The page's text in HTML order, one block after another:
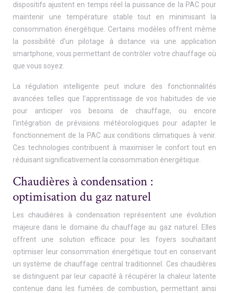
dispositifs ajustent en temps réel la puissance de la PAC pour
maintenir une température stable tout en minimisant la
consommation énergétique. Certains modèles offrent même
la possibilité d’un pilotage à distance via une application
smartphone, vous permettant de contrôler votre chauffage où
que vous soyez.
La régulation intelligente peut inclure des fonctionnalités
avancées telles que l’apprentissage de vos habitudes de vie
pour anticiper vos besoins de chauffage, ou encore
l’intégration de prévisions météorologiques pour adapter le
fonctionnement de la PAC aux conditions climatiques à venir.
Ces technologies contribuent à maximiser le confort tout en
réduisant significativement la consommation énergétique.
Chaudières à condensation :
optimisation du gaz naturel
Les chaudières à condensation représentent une évolution
majeure dans le domaine du chauffage au gaz naturel. Elles
offrent une solution efficace pour les foyers souhaitant
optimiser leur consommation énergétique tout en conservant
un système de chauffage central traditionnel. Ces chaudières
se distinguent par leur capacité à récupérer la chaleur latente
contenue dans les fumées de combustion, permettant ainsi